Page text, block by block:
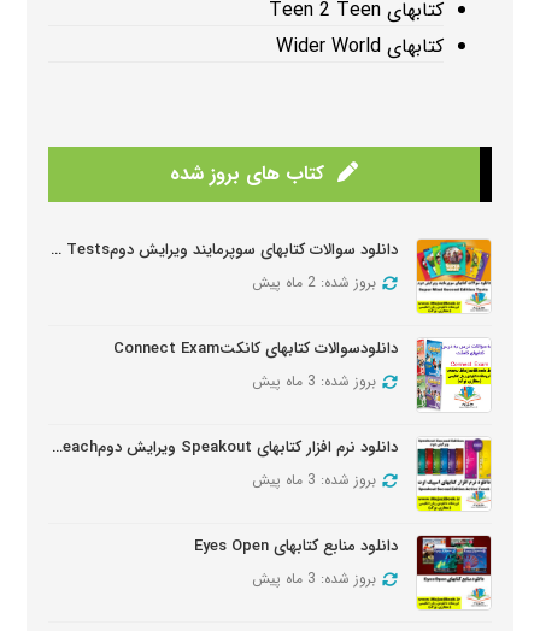
کتابهای Teen 2 Teen
کتابهای Wider World
کتاب های بروز شده
دانلود سوالات کتابهای سوپرمایند ویرایش دومSuper Mind Tests
بروز شده: 2 ماه پیش
دانلودسوالات کتابهای کانکتConnect Exam
بروز شده: 3 ماه پیش
دانلود نرم افزار کتابهای Speakout ویرایش دومSpeakout Active Teach
بروز شده: 3 ماه پیش
دانلود منابع کتابهای Eyes Open
بروز شده: 3 ماه پیش